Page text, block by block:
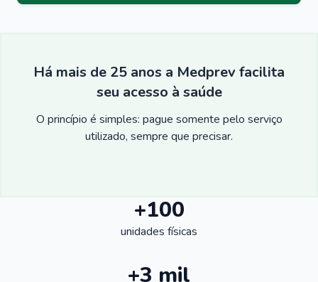
Há mais de 25 anos a Medprev facilita
seu acesso à saúde
O princípio é simples: pague somente pelo serviço
utilizado, sempre que precisar.
+100
unidades físicas
+3 mil